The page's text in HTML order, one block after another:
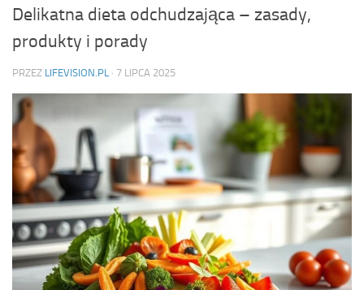
Delikatna dieta odchudzająca – zasady,
produkty i porady
PRZEZ LIFEVISION.PL · 7 LIPCA 2025